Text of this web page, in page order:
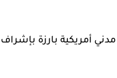
أمريكية بارزة بإشراف